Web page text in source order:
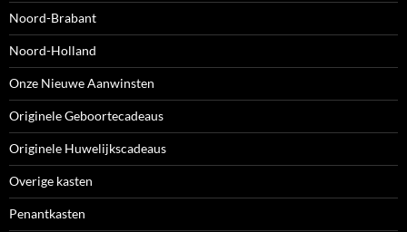
Noord-Brabant
Noord-Holland
Onze Nieuwe Aanwinsten
Originele Geboortecadeaus
Originele Huwelijkscadeaus
Overige kasten
Penantkasten